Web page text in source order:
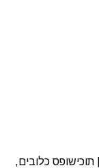
| תוכישופס כלובים,